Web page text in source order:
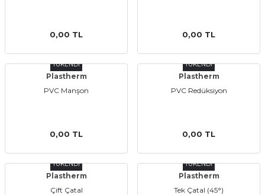
0,00 TL 0,00 TL
TÜKENDİ
Plastherm
PVC Manşon
0,00 TL
TÜKENDİ
Plastherm
PVC Redüksiyon
0,00 TL
TÜKENDİ
Plastherm
Çift Çatal
TÜKENDİ
Plastherm
Tek Çatal (45°)